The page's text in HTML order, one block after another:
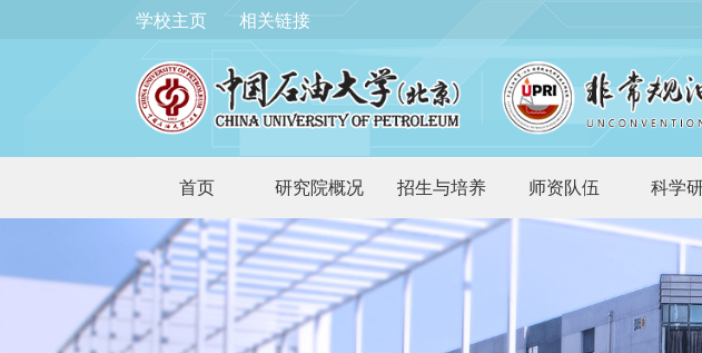
学校主页 相关链接
首页 研究院概况 招生与培养 师资队伍 科学